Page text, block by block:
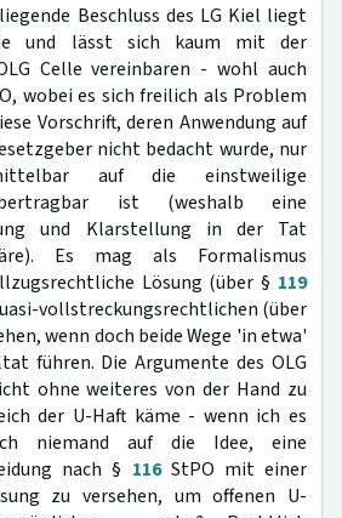
Beschluss des LG Kiel liegt
und lässt sich kaum mit der
Celle vereinbaren - wohl auch
wobei es sich freilich als Problem
Vorschrift, deren Anwendung auf
nicht bedacht wurde, nur
auf die einstweilige
ist (weshalb eine
und Klarstellung in der Tat
Es mag als Formalismus
Lösung (über § 119
vollstreckungsrechtlichen (über
wenn doch beide Wege 'in etwa'
führen. Die Argumente des OLG
ohne weiteres von der Hand zu
der U-Haft käme - wenn ich es
niemand auf die Idee, eine
nach § 116StPO mit einer
zu versehen, um offenen U-